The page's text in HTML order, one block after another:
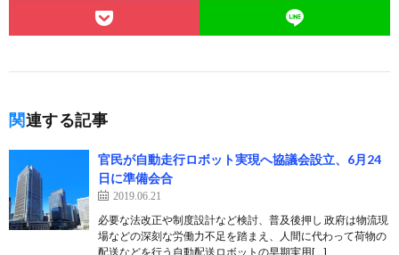
関連する記事
官民が自動走行ロボット実現へ協議会設立、6月24
日に準備会合
2019.06.21
必要な法改正や制度設計など検討、普及後押し 政府は物流現
場などの深刻な労働力不足を踏まえ、人間に代わって荷物の
配送などを行う自動配送ロボットの早期実用[…]